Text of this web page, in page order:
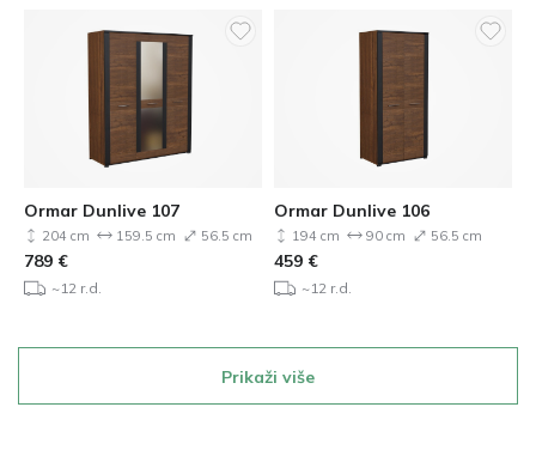
Ormar Dunlive 107
204 cm 159.5 cm 56.5 cm
789 €
~12 r.d.
Ormar Dunlive 106
194 cm 90 cm 56.5 cm
459 €
~12 r.d.
Prikaži više